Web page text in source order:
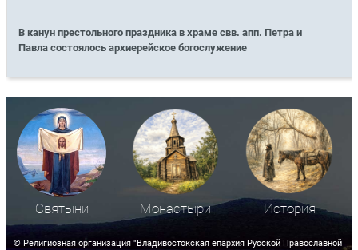
В канун престольного праздника в храме свв. апп. Петра и
Павла состоялось архиерейское богослужение
Святыни Монастыри История
© Религиозная организация "Владивостокская епархия Русской Православной